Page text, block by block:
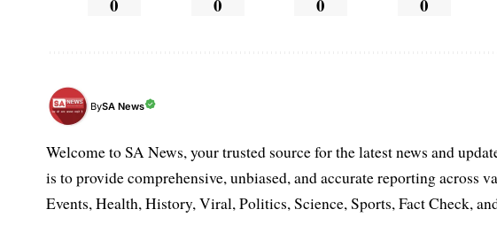
0 0 0 0
BySA News
Welcome to SA News, your trusted source for the latest news and
is to provide comprehensive, unbiased, and accurate reporting across
Events, Health, History, Viral, Politics, Science, Sports, Fact Check,